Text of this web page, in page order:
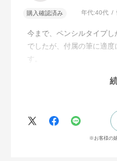
購入確認済み 年代:40代
今まで、ペンシルタイプ
でしたが、付属の筆に適
す。
※お客様の